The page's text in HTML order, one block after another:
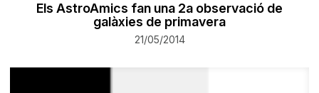
Els AstroAmics fan una 2a observació de
galàxies de primavera
21/05/2014